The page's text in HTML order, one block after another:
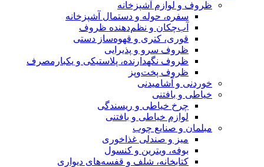
ظروف و لوازم آشپزخانه
سفره، حوله و دستمال آشپزخانه
آب‌چکان و نظم‌دهنده ظروف
قوری، کتری و قهوه‌ساز دستی
ظروف سرو و پذیرایی
ظروف نگهدارنده، پلاستیکی و یکبارمصرف
ظروف پخت‌وپز
خوردنی و آشامیدنی
خیاطی و بافتنی
چرخ خیاطی و ریسندگی
لوازم خیاطی و بافتنی
مبلمان و صنایع چوب
میز و صندلی غذاخوری
بوفه، ویترین و کنسول
کتابخانه، شلف و قفسه‌های دیواری